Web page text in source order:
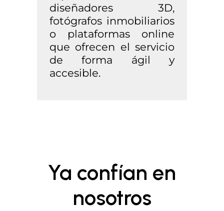
diseñadores 3D,
fotógrafos inmobiliarios
o plataformas online
que ofrecen el servicio
de forma ágil y
accesible.
Ya confían en
nosotros